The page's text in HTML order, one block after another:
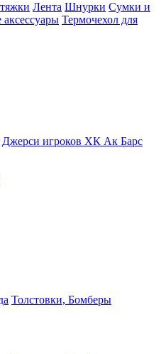
Лента Шнурки Сумки и
Термочехол для
Джерси игроков ХК Ак Барс
Толстовки, Бомберы